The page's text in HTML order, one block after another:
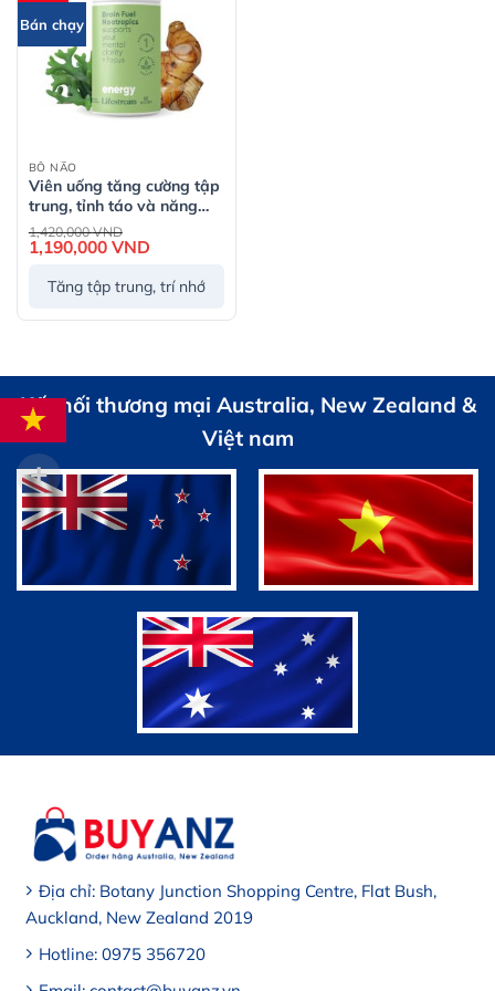
Bán chạy
BỔ NÃO
Viên uống tăng cường tập
trung, tỉnh táo và năng
lượng Lifestream Brain
Fuel Nootropics (60 Viên)
1,420,000VND
gốc
là:
1,190,000 VNDGiá
là:
Tăng tập trung, trí nhớ
Kết nối thương mại Australia, New Zealand &
Việt nam
Địa chỉ: Botany Junction Shopping Centre, Flat Bush,
Auckland, New Zealand 2019
Hotline: 0975 356720